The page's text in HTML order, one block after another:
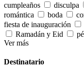
cumpleaños
disculpa
romántica
boda
fiesta de inauguración
Ramadán y Eid
Ver más
Destinatario